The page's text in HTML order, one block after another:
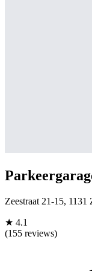
Zeestraat 21-15,
★ 4.1
(155 reviews)